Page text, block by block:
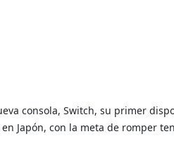
consola, Switch, su primer
Japón, con la meta de romper